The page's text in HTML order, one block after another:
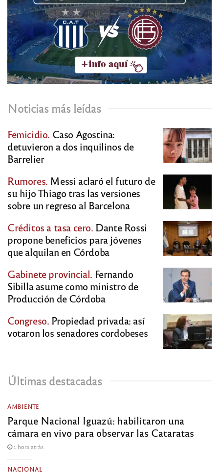
Noticias más leídas
Femicidio. Caso Agostina:
detuvieron a dos inquilinos de
Barrelier
Rumores. Messi aclaró el futuro de
su hijo Thiago tras las versiones
sobre un regreso al Barcelona
Créditos a tasa cero. Dante Rossi
propone beneficios para jóvenes
que alquilan en Córdoba
Gabinete provincial. Fernando
Sibilla asume como ministro de
Producción de Córdoba
Congreso. Propiedad privada: así
votaron los senadores cordobeses
Últimas destacadas
AMBIENTE
Parque Nacional Iguazú: habilitaron una
cámara en vivo para observar las Cataratas
1 hora atrás
NACIONAL